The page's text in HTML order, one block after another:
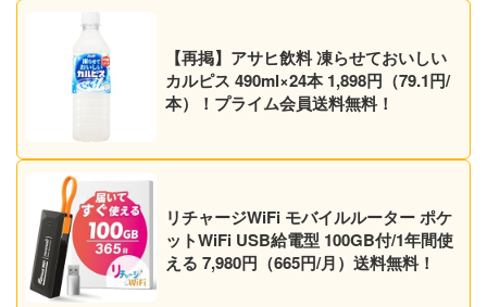
【再掲】アサヒ飲料 凍らせておいしい
カルピス 490ml×24本 1,898円（79.1円/
本）！プライム会員送料無料！
リチャージWiFi モバイルルーター ポケ
ットWiFi USB給電型 100GB付/1年間使
える 7,980円（665円/月）送料無料！